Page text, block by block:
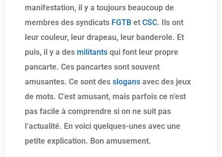
manifestation, il y a toujours beaucoup de
membres des syndicats FGTB et CSC. Ils ont
leur couleur, leur drapeau, leur banderole. Et
puis, il y a des militants qui font leur propre
pancarte. Ces pancartes sont souvent
amusantes. Ce sont des slogans avec des jeux
de mots. C’est amusant, mais parfois ce n’est
pas facile à comprendre si on ne suit pas
l’actualité. En voici quelques-unes avec une
petite explication. Bon amusement.